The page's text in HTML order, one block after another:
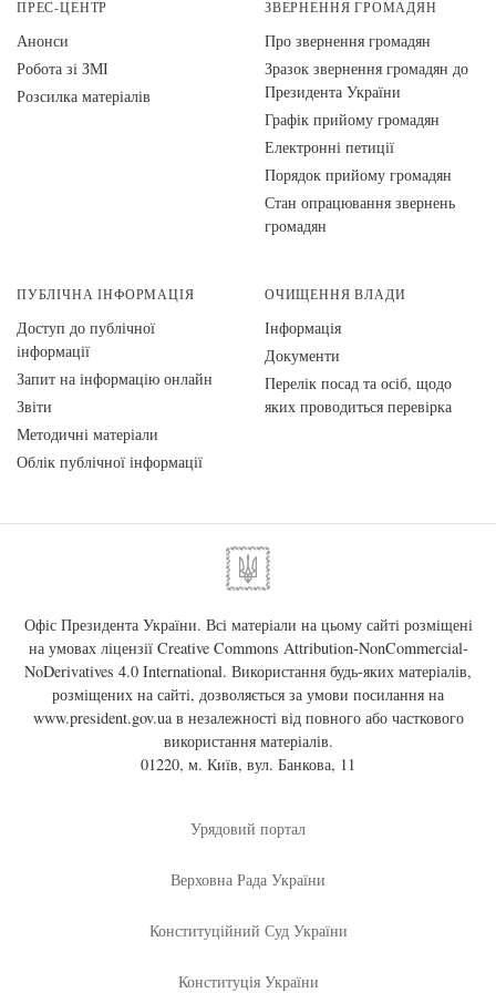
ПРЕС-ЦЕНТР
Анонси
Робота зі ЗМІ
Розсилка матеріалів
ЗВЕРНЕННЯ ГРОМАДЯН
Про звернення громадян
Зразок звернення громадян до
Президента України
Графік прийому громадян
Електронні петиції
Порядок прийому громадян
Стан опрацювання звернень
громадян
ПУБЛІЧНА ІНФОРМАЦІЯ
Доступ до публічної
інформації
Запит на інформацію онлайн
Звіти
Методичні матеріали
Облік публічної інформації
ОЧИЩЕННЯ ВЛАДИ
Інформація
Документи
Перелік посад та осіб, щодо
яких проводиться перевірка
Офіс Президента України. Всі матеріали на цьому сайті розміщені
на умовах ліцензії Creative Commons Attribution-NonCommercial-
NoDerivatives 4.0 International. Використання будь-яких матеріалів,
розміщених на сайті, дозволяється за умови посилання на
www.president.gov.uaв незалежності від повного або часткового
використання матеріалів.
01220, м. Київ, вул. Банкова, 11
Урядовий портал
Верховна Рада України
Конституційний Суд України
Конституція України